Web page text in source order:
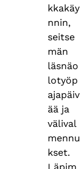
kkakäy
nnin,
seitse
män
läsnäo
lotyöp
ajapäiv
ää ja
välival
mennu
kset.
Läpim